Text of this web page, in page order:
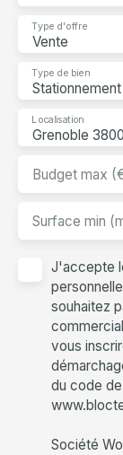
Vente
Type d'offre
Stationnement
Type de bien
Grenoble
Localisation
Budget max
Surface min
J'accepte
souhaitez
vous
du code
Société